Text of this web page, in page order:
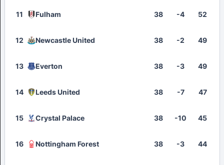
11 Fulham 38 -4 52
12 Newcastle United 38 -2 49
13 Everton 38 -3 49
14 Leeds United 38 -7 47
15 Crystal Palace 38 -10 45
16 Nottingham Forest 38 -3 44